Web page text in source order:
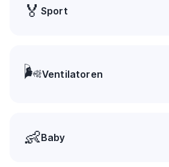
🏅 Sport
🌬️Ventilatoren
👶Baby